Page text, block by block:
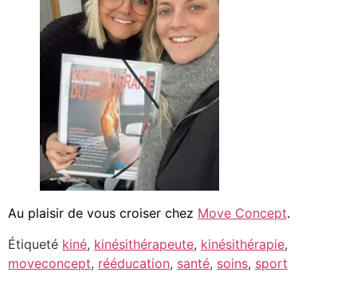
Au plaisir de vous croiser chez Move Concept.
Étiqueté kiné, kinésithérapeute, kinésithérapie,
moveconcept, rééducation, santé, soins, sport